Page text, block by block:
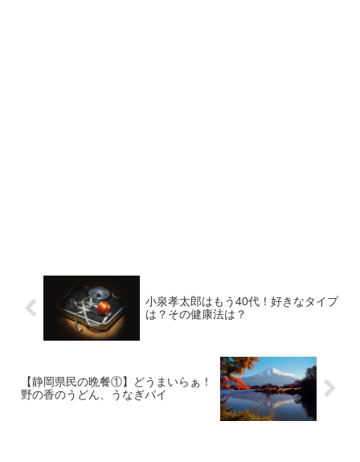
小泉孝太郎はもう40代！好きなタイプ
は？その健康法は？
【静岡県民の晩餐①】どうまいらぁ！
野の香のうどん、うなぎパイ